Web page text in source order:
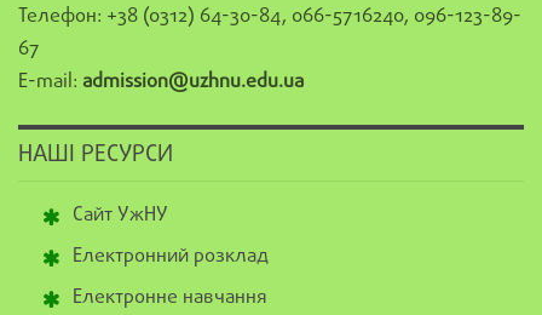
Телефон: +38 (0312) 64-30-84, 066-5716240, 096-123-89-
67
E-mail: admission@uzhnu.edu.ua
НАШІ РЕСУРСИ
Сайт УжНУ
Електронний розклад
Електронне навчання